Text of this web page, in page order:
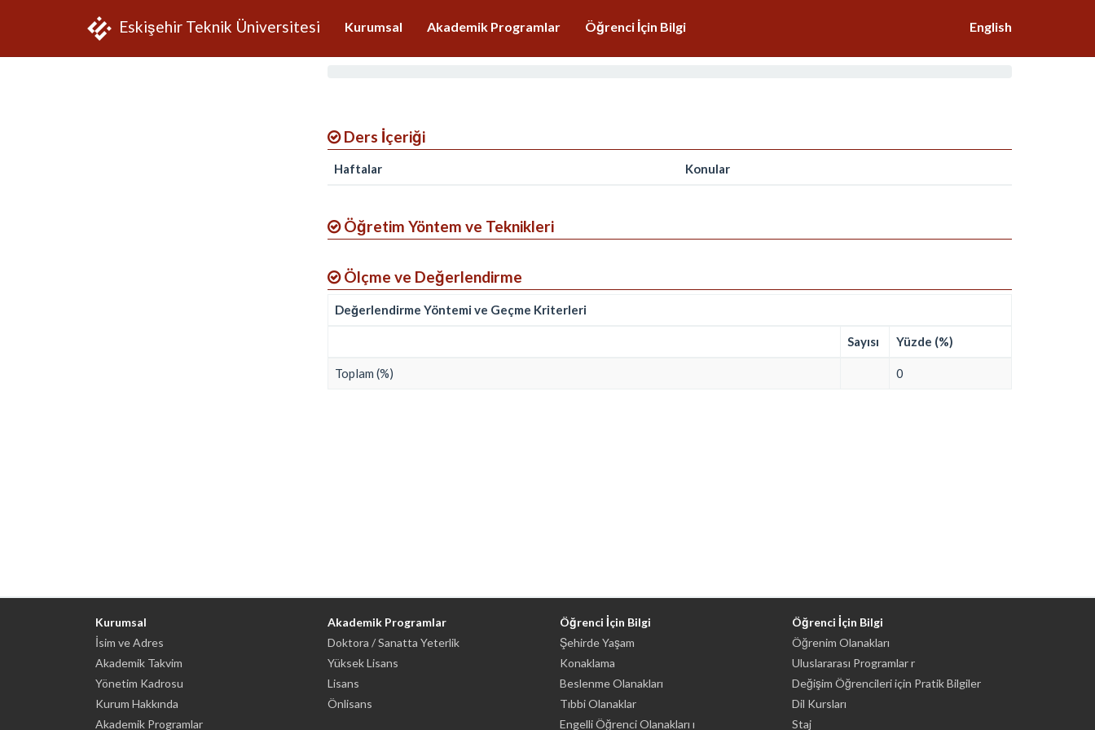
Eskişehir Teknik Üniversitesi Kurumsal Akademik Programlar Öğrenci İçin Bilgi English
Ders İçeriği
Haftalar Konular
Öğretim Yöntem ve Teknikleri
Ölçme ve Değerlendirme
Değerlendirme Yöntemi ve Geçme Kriterleri
Sayısı Yüzde (%)
Toplam (%) 0
Kurumsal
İsim ve Adres
Akademik Takvim
Yönetim Kadrosu
Kurum Hakkında
Akademik Programlar
Akademik Programlar
Doktora / Sanatta Yeterlik
Yüksek Lisans
Lisans
Önlisans
Öğrenci İçin Bilgi
Şehirde Yaşam
Konaklama
Beslenme Olanakları
Tıbbi Olanaklar
Engelli Öğrenci Olanakları ı
Öğrenci İçin Bilgi
Öğrenim Olanakları
Uluslararası Programlar r
Değişim Öğrencileri için Pratik Bilgiler
Dil Kursları
Staj